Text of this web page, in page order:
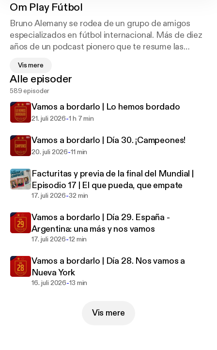
Om Play Fútbol
Bruno Alemany se rodea de un grupo de amigos
especializados en fútbol internacional. Más de diez
años de un podcast pionero que te resume las
semana. Un análisis del fútbol más global, no
centrado solo en los jugadores, sino también en los
entrenadores, los movimientos y las estrategias.
Suscríbete y sé el primero en escucharlo cada lunes
a partir de las 11:00.
Vis mere
Alle episoder
589 episoder
Vamos a bordarlo | Lo hemos bordado
21. juli 2026-1 h 7 min
Vamos a bordarlo | Día 30. ¡Campeones!
20. juli 2026-11 min
Facturitas y previa de la final del Mundial |
Episodio 17 | El que pueda, que empate
17. juli 2026-32 min
Vamos a bordarlo | Día 29. España -
Argentina: una más y nos vamos
17. juli 2026-12 min
Vamos a bordarlo | Día 28. Nos vamos a
Nueva York
16. juli 2026-13 min
Vis mere